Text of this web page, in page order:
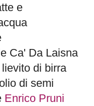
e
Ca' Da Laisna
di birra
di semi
Enrico Pruni